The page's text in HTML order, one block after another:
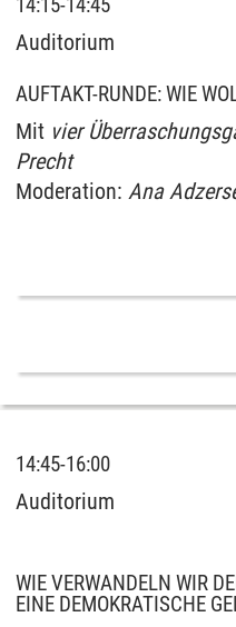
14:15-14:45
Auditorium
AUFTAKT-RUNDE: WIE
Mit vier
Precht
Moderation: Ana
14:45-16:00
Auditorium
WIE VERWANDELN WIR
EINE DEMOKRATISCHE